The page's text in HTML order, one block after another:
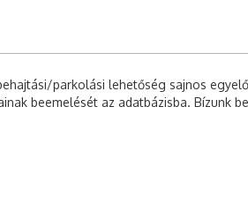
parkolási lehetőség sajnos
beemelését az adatbázisba. Bízunk